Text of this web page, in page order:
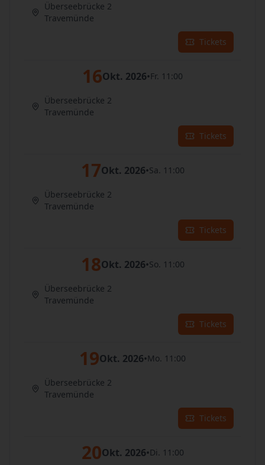
Überseebrücke 2
Travemünde
Tickets
16Okt. 2026•Fr. 11:00
Überseebrücke 2
Travemünde
Tickets
17Okt. 2026•Sa. 11:00
Überseebrücke 2
Travemünde
Tickets
18Okt. 2026•So. 11:00
Überseebrücke 2
Travemünde
Tickets
19Okt. 2026•Mo. 11:00
Überseebrücke 2
Travemünde
Tickets
20Okt. 2026•Di. 11:00